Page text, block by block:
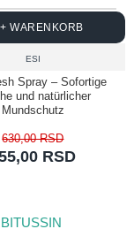
ESI
Spray – Sofortige
und natürlicher
Mundschutz
RSD
630,00 RSD
+ WARENKORB